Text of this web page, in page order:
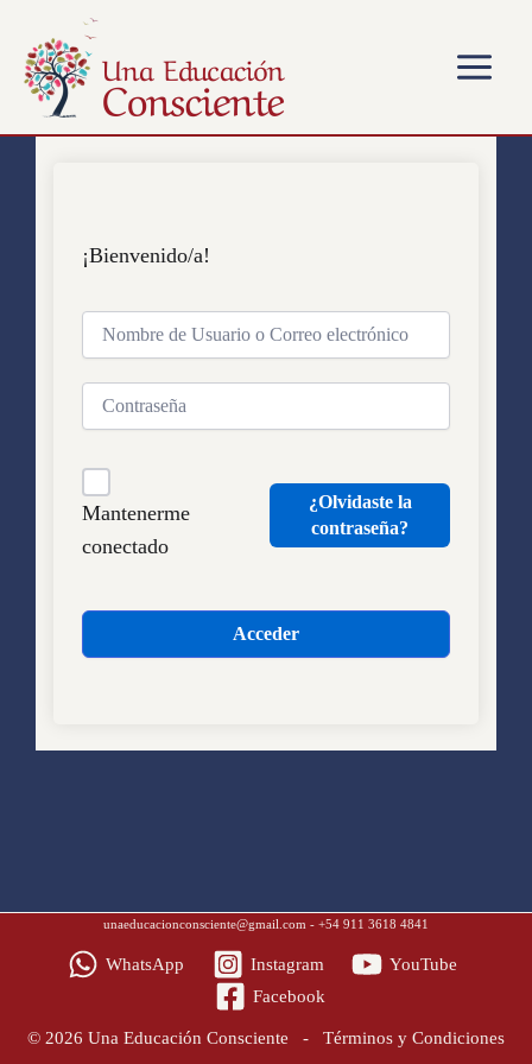
contenido
Menu
¡Bienvenido/a!
Mantenerme
conectado
¿Olvidaste la
contraseña?
Acceder
unaeducacionconsciente@gmail.com - +54 911 3618 4841
WhatsApp Instagram
YouTube
Facebook
© 2026 Una Educación Consciente - Términos y Condiciones